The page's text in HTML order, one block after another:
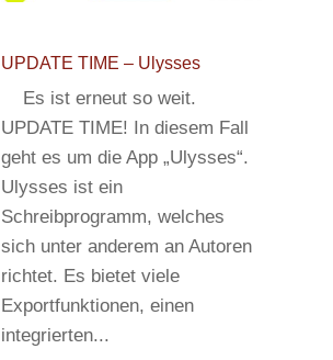
UPDATE TIME – Ulysses
Es ist erneut so weit.
UPDATE TIME! In diesem Fall
geht es um die App „Ulysses“.
Ulysses ist ein
Schreibprogramm, welches
sich unter anderem an Autoren
richtet. Es bietet viele
Exportfunktionen, einen
integrierten...